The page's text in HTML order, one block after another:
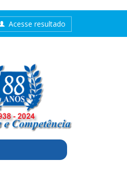
Acesse resultado